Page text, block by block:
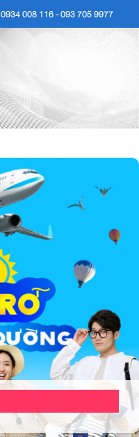
0934 008 116 - 093 705 9977